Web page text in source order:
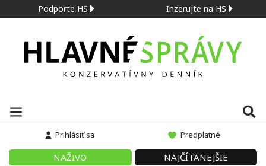
Podporte HS Inzerujte na HS
Prihlásiť sa Predplatné
NAŽIVO
NAJČÍTANEJŠIE